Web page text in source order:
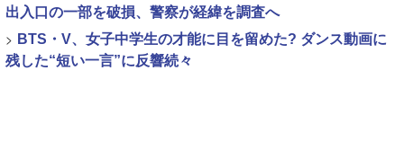
出入口の一部を破損、警察が経緯を調査へ
> BTS・V、女子中学生の才能に目を留めた? ダンス動画に
残した“短い一言”に反響続々